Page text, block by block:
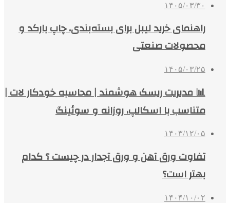
۱۴۰۵/۰۳/۳۰
راهنمای خرید لیبل برای بسته‌بندی، چاپ بارکد و
محصولات صنعتی
۱۴۰۵/۰۳/۲۵
📊 مدیریت ریسک هوشمند | محاسبه خودکار لات |
متناسب با اسکالپ، روزانه و سوئینگ
۱۴۰۳/۱۲/۰۵
تفاوت ورق آهن و ورق آجدار در چیست ؟ کدام
بهتر است؟
۱۴۰۴/۱۰/۰۲